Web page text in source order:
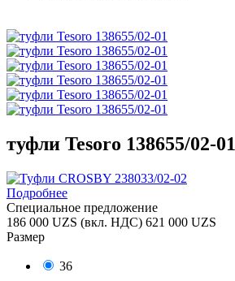
туфли Tesoro 138655/02-01
Подробнее
Специальное предложение
186 000 UZS (вкл. НДС) 621 000 UZS
Размер
36